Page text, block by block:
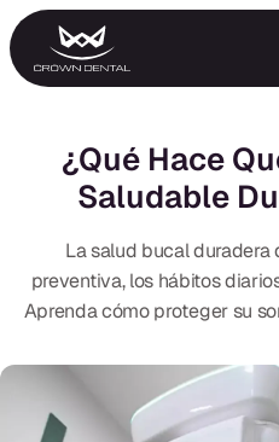
GENERAL
Tratamiento de Emergencia
¿Qué Hace
Saludable
La salud bucal
preventiva, los hábitos
Aprenda cómo proteger su